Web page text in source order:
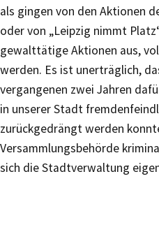
als gingen von den Aktionen
oder von „Leipzig nimmt
gewalttätige Aktionen aus,
werden. Es ist unerträglich,
vergangenen zwei Jahren
in unserer Stadt
zurückgedrängt werden
Versammlungsbehörde
sich die Stadtverwaltung